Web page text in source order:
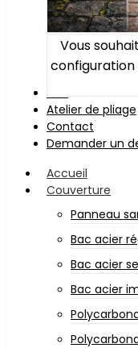
Vous
Atelier de pliage
Contact
Demander un
Accueil
Couverture
Panneau
Bac acier
Bac acier
Bac acier